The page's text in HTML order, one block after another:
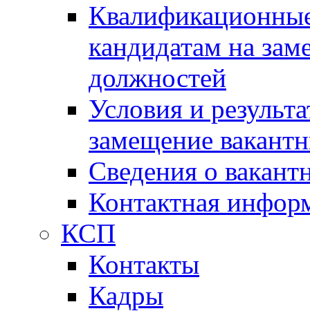
кандидатам на
должностей
Условия и
замещение
Сведения о
Контактная
КСП
Контакты
Кадры